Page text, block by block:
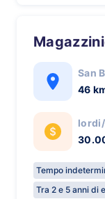
San
46
Tempo
Tra 2 e 5 anni di